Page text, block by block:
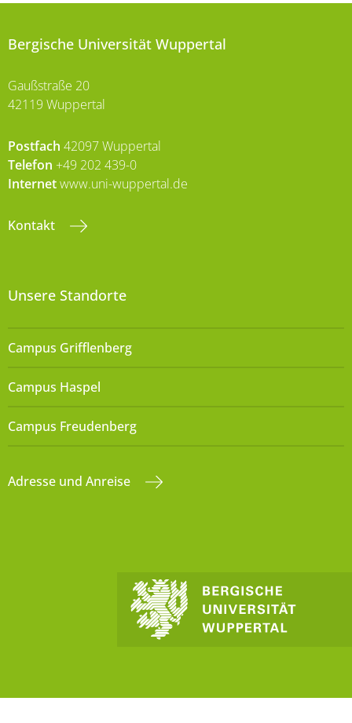
Bergische Universität Wuppertal
Gaußstraße 20
42119 Wuppertal
Postfach 42097 Wuppertal
Telefon +49 202 439-0
Internetwww.uni-wuppertal.de
Kontakt
Unsere Standorte
Campus Grifflenberg
Campus Haspel
Campus Freudenberg
Adresse und Anreise